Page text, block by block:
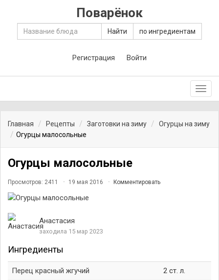
Поварёнок
Найти по ингредиентам
Регистрация Войти
Главная Рецепты Заготовки на зиму
Огурцы на зиму
Огурцы малосольные
Огурцы малосольные
Просмотров: 2411 19 мая 2016 Комментировать
Анастасия
заходила 15 мар 2023
Ингредиенты
Перец красный жгучий 2 ст. л.